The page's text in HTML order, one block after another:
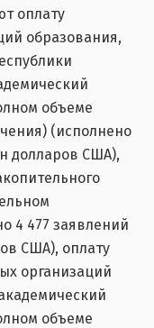
оплату
образования,
объеме
(исполнено
долларов США),
4 477 заявлений
США), оплату
организаций
объеме